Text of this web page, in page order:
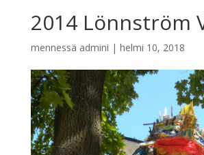
2014 Lönnström
mennessä admini | helmi 10, 2018